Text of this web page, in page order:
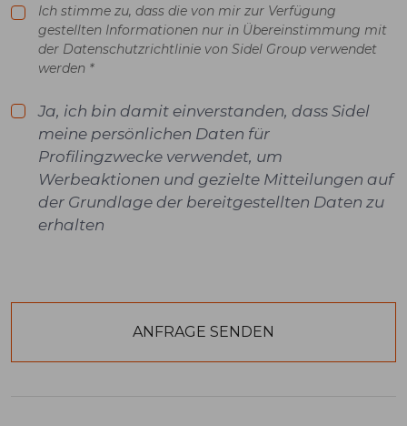
Ich stimme zu, dass die von mir zur Verfügung
gestellten Informationen nur in Übereinstimmung mit
der Datenschutzrichtlinie von Sidel Group verwendet
werden *
Ja, ich bin damit einverstanden, dass Sidel
meine persönlichen Daten für
Profilingzwecke verwendet, um
Werbeaktionen und gezielte Mitteilungen auf
der Grundlage der bereitgestellten Daten zu
erhalten